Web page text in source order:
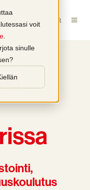
voit
sinulle